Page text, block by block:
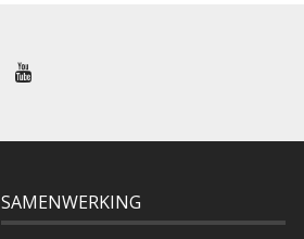
SAMENWERKING